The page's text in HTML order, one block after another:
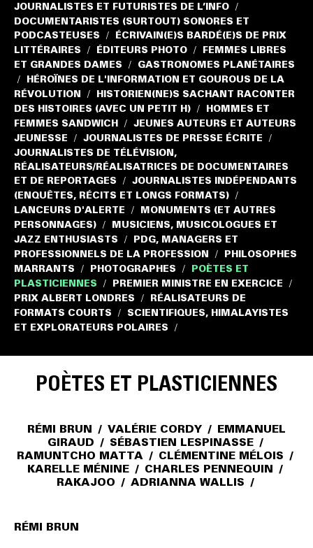
JOURNALISTES ET FUTURISTES DE L’INFO /
DOCUMENTARISTES (SURTOUT) SONORES ET
PODCASTEUSES
/
ÉCRIVAIN(E)S BARDÉ(E)S DE PRIX
LITTÉRAIRES
/ ÉDITEURS PHOTO /
FEMMES LIBRES
ET GRANDES DAMES
/ GASTRONOMES PLANÉTAIRES
/
HÉROÏNES DE L'INFORMATION ET GOUROUS DE LA
RÉVOLUTION
/
HISTORIEN(NE)S SACHANT RACONTER
DES HISTOIRES (AVEC UN PETIT H) /
HOMMES ET
FEMMES SANDWICH / JEUNES AUTEURS ET AUTEURS
JEUNESSE
/ JOURNALISTES DE PRESSE ÉCRITE /
JOURNALISTES DE TÉLÉVISION,
RÉALISATEURS/RÉALISATRICES DE DOCUMENTAIRES
ET DE REPORTAGES
/ JOURNALISTES INDÉPENDANTS
(ENQUÊTES, RÉCITS ET LONGS FORMATS) /
LANCEURS D'ALERTE /
MONUMENTS (ET AUTRES
PERSONNAGES) /
MUSICIENS, MUSICOLOGUES ET
JAZZ ENTHUSIASTS
/
PDG, MANAGERS ET
PROFESSIONNELS DE LA PROFESSION
/
PHILOSOPHES
MARRANTS
/ PHOTOGRAPHES /
POÈTES ET
PLASTICIENNES
/ PREMIER MINISTRE EN EXERCICE /
PRIX ALBERT LONDRES /
RÉALISATEURS DE
FORMATS COURTS
/
SCIENTIFIQUES, HIMALAYISTES
ET EXPLORATEURS POLAIRES
/
POÈTES ET PLASTICIENNES
RÉMI BRUN / VALÉRIE CORDY / EMMANUEL
GIRAUD / SÉBASTIEN LESPINASSE /
RAMUNTCHO MATTA / CLÉMENTINE MÉLOIS /
KARELLE MÉNINE / CHARLES PENNEQUIN /
RAKAJOO / ADRIANNA WALLIS /
RÉMI BRUN